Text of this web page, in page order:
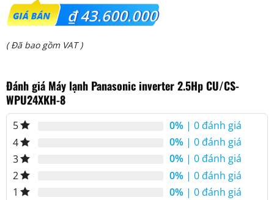
Giá
gốc
là:
₫43.600.000
Giá
tại
là:
₫ 43.600.000.
( Đã bao gồm VAT )
Đánh giá Máy lạnh Panasonic inverter 2.5Hp CU/CS-
WPU24XKH-8
5 0% | 0 đánh giá
4
0% | 0 đánh giá
3
0% | 0 đánh giá
2
0% | 0 đánh giá
1
0% | 0 đánh giá